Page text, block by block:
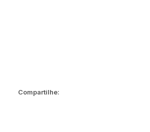
Compartilhe: